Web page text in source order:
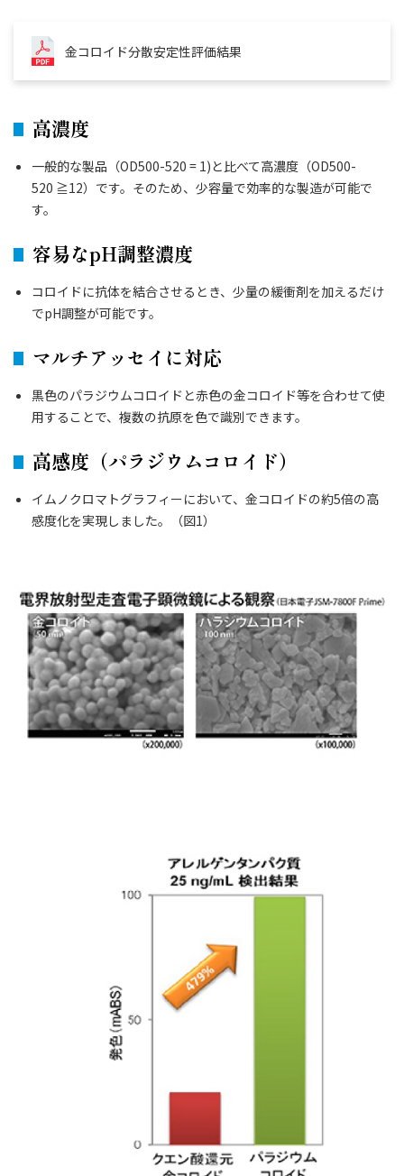
金コロイド分散安定性評価結果
高濃度
一般的な製品（OD500-520 = 1)と比べて高濃度（OD500-
520 ≧12）です。そのため、少容量で効率的な製造が可能で
す。
容易なpH調整濃度
コロイドに抗体を結合させるとき、少量の緩衝剤を加えるだけ
でpH調整が可能です。
マルチアッセイに対応
黒色のパラジウムコロイドと赤色の金コロイド等を合わせて使
用することで、複数の抗原を色で識別できます。
高感度（パラジウムコロイド）
イムノクロマトグラフィーにおいて、金コロイドの約5倍の高
感度化を実現しました。（図1）